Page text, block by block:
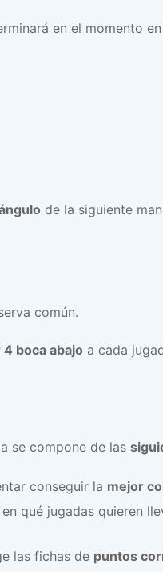
en el momento
de la siguiente
común.
boca abajo a cada
se compone de las
conseguir la mejor
qué jugadas quieren
las fichas de puntos